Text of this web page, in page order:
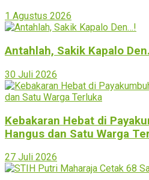
1 Agustus 2026
Antahlah, Sakik Kapalo
30 Juli 2026
Kebakaran Hebat di
Hangus dan Satu Warga
27 Juli 2026